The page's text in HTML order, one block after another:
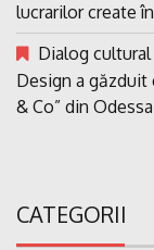
lucrarilor create
Dialog
Design a găzduit
& Co” din Odessa
CATEGORII